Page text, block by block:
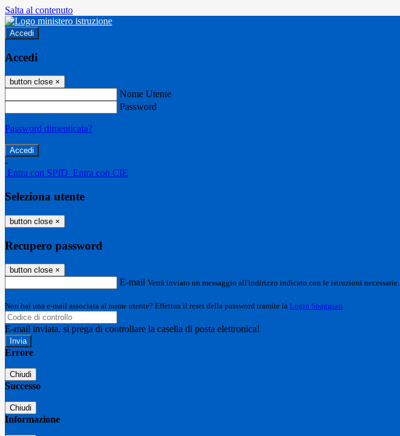
Salta al contenuto
Accedi
Accedi
button close ×
Nome Utente
Password
Password dimenticata?
-
Entra con SPID Entra con CIE
Seleziona utente
button close ×
Recupero password
button close ×
E-mail Verrà inviato un messaggio all'indirizzo indicato con le istruzioni necessarie.
Non hai una e-mail associata al nome utente? Effettua il reset della password tramite la Login Spaggiari
E-mail inviata, si prega di controllare la casella di posta elettronica!
Errore
Chiudi
Successo
Chiudi
Informazione